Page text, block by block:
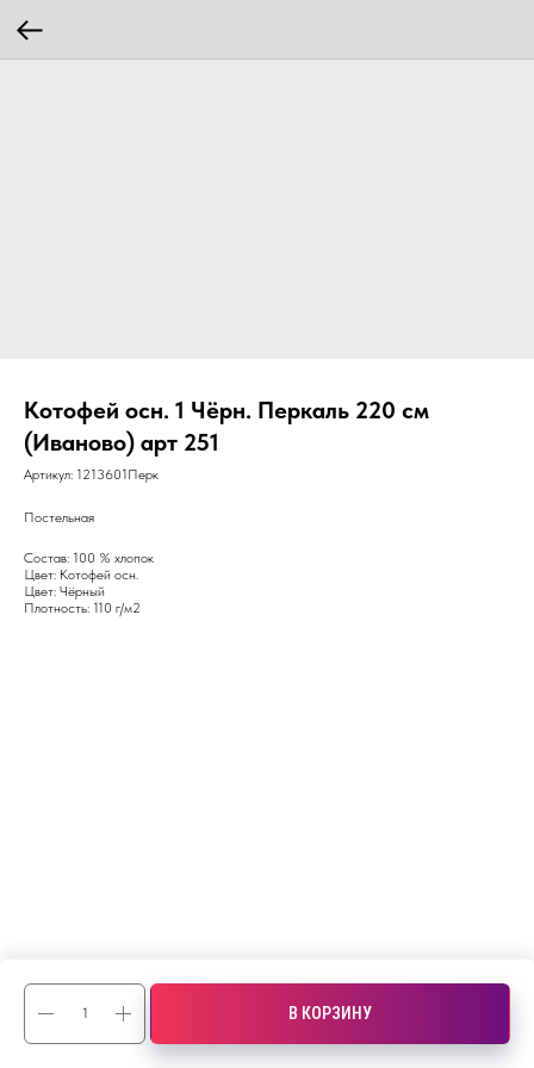
Котофей осн. 1 Чёрн. Перкаль 220 см
(Иваново) арт 251
Артикул: 1213601Перк
В КОРЗИНУ
Постельная
Состав: 100 % хлопок
Цвет: Котофей осн.
Цвет: Чёрный
Плотность: 110 г/м2